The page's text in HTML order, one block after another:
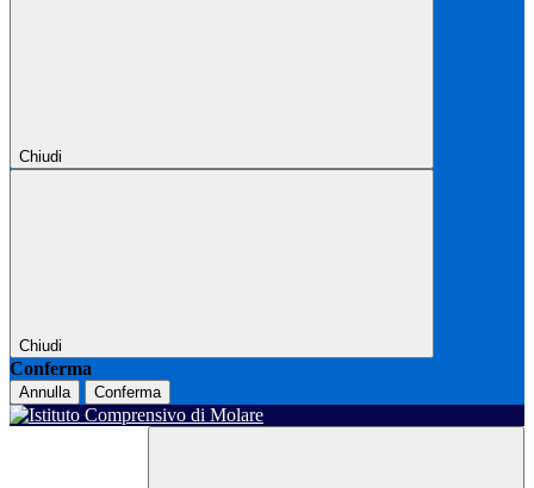
Chiudi
Chiudi
Conferma
Annulla Conferma